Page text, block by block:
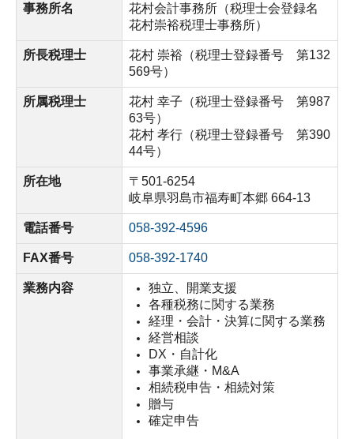
事務所名
花村会計事務所（税理士会登録名
花村崇裕税理士事務所）
所長税理士
花村 崇裕（税理士登録番号 第132
569号）
所属税理士
花村 幸子（税理士登録番号 第987
63号）
花村 孝行（税理士登録番号 第390
44号）
所在地
〒501-6254
岐阜県羽島市福寿町本郷 664-13
電話番号 058-392-4596
FAX番号 058-392-1740
業務内容
独立、開業支援
各種税務に関する業務
経理・会計・決算に関する業務
経営相談
DX・自計化
事業承継・M&A
相続税申告・相続対策
贈与
確定申告